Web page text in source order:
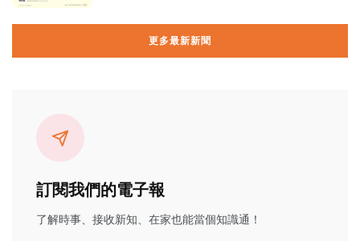
更多最新新聞
訂閱我們的電子報
了解時事、接收新知、在家也能當個知識通！